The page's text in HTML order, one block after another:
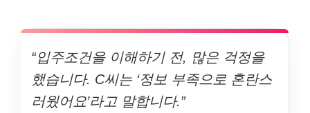
“입주조건을 이해하기 전, 많은 걱정을
했습니다. C씨는 ‘정보 부족으로 혼란스
러웠어요’라고 말합니다.”